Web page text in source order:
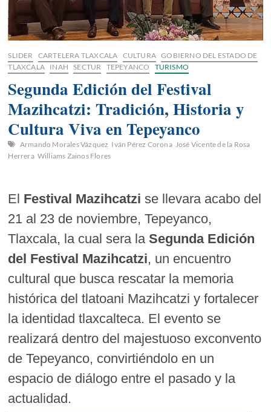
SLIDER CARTELERA TLAXCALA CULTURA GOBIERNO DEL ESTADO DE
TLAXCALA INAH SECTUR TEPEYANCO TURISMO
Segunda Edición del Festival
Mazihcatzi: Tradición, Historia y
Cultura Viva en Tepeyanco
Armando Morales Vázquez Iván Pérez Corona José Vicente de la Rosa
Herrera Williams Zainos Flores
El Festival Mazihcatzi se llevara acabo del
21 al 23 de noviembre, Tepeyanco,
Tlaxcala, la cual sera laSegunda Edición
del Festival Mazihcatzi, un encuentro
cultural que busca rescatar la memoria
histórica del tlatoani Mazihcatzi y fortalecer
la identidad tlaxcalteca. El evento se
realizará dentro del majestuoso exconvento
de Tepeyanco, convirtiéndolo en un
espacio de diálogo entre el pasado y la
actualidad.